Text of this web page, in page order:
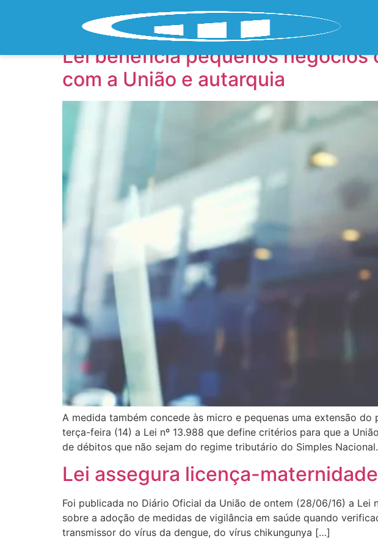
Tag:Lei
Lei beneficia pequenos
com a União e autarquia
A medida também concede às micro e pequenas uma extensão
terça-feira (14) a Lei nº 13.988 que define critérios para que a
de débitos que não sejam do regime tributário do Simples
Lei assegura licença-
Foi publicada no Diário Oficial da União de ontem (28/06/16) a Lei
sobre a adoção de medidas de vigilância em saúde quando
transmissor do vírus da dengue, do vírus chikungunya […]